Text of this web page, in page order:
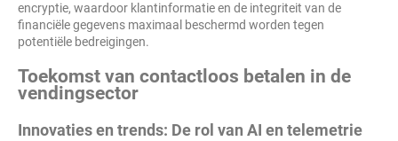
encryptie, waardoor klantinformatie en de integriteit van de
financiële gegevens maximaal beschermd worden tegen
potentiële bedreigingen.
Toekomst van contactloos betalen in de
vendingsector
Innovaties en trends: De rol van AI en telemetrie